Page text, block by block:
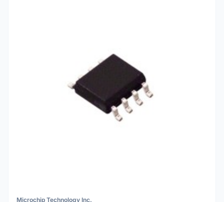
Microchip Technology Inc.